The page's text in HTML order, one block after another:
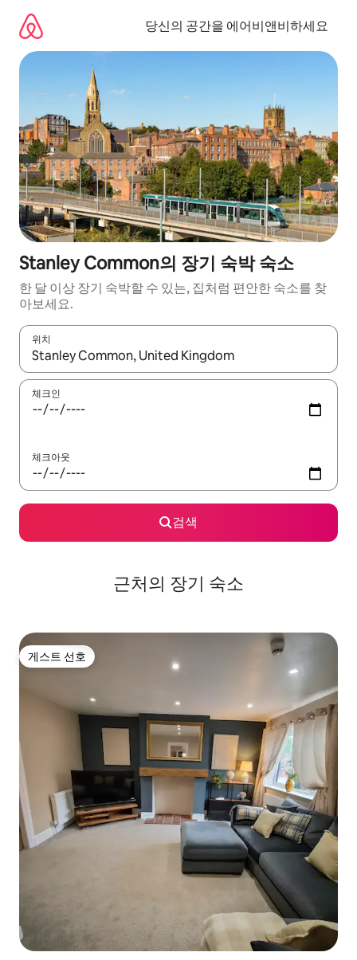
당신의 공간을 에어비앤비하세요
Stanley Common의 장기 숙박 숙소
한 달 이상 장기 숙박할 수 있는, 집처럼 편안한 숙소를 찾
아보세요.
위치
결과가 나오면 위·아래 화살표 키를 사용하거나 터치 또는 스와이
체크인
체크아웃
검색
근처의 장기 숙소
게스트 선호
게스트 선호